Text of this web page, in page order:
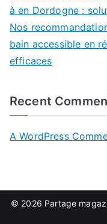
à en Dordogne :
Nos
bain accessible en
efficaces
Recent
A WordPress
© 2026 Partage